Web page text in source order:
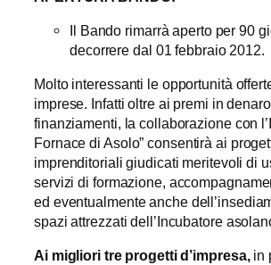
Il Bando rimarrà aperto per 90
decorrere dal 01 febbraio 2012.
Molto interessanti le opportunità
imprese. Infatti oltre ai premi in
finanziamenti, la collaborazione con
Fornace di Asolo” consentirà ai
imprenditoriali giudicati meritevoli di
servizi di formazione,
ed eventualmente anche
spazi attrezzati dell’Incubatore
Ai migliori tre progetti d’impresa,in